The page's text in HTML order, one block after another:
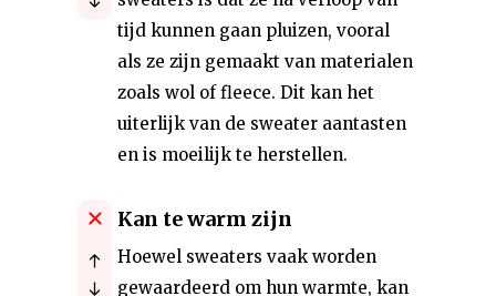
tijd kunnen gaan pluizen, vooral
als ze zijn gemaakt van materialen
zoals wol of fleece. Dit kan het
uiterlijk van de sweater aantasten
en is moeilijk te herstellen.
Kan te warm zijn
Hoewel sweaters vaak worden
gewaardeerd om hun warmte, kan